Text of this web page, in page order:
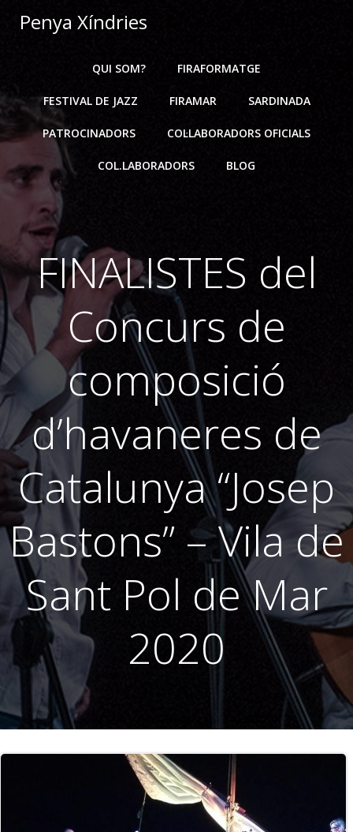
Penya Xíndries
QUI SOM? FIRAFORMATGE
FESTIVAL DE JAZZ FIRAMAR SARDINADA
PATROCINADORS COL·LABORADORS OFICIALS
COL.LABORADORS BLOG
FINALISTES del
Concurs de
composició
d’havaneres de
Catalunya “Josep
Bastons” – Vila de
Sant Pol de Mar
2020